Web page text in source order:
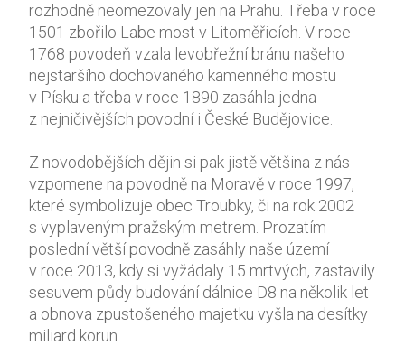
rozhodně neomezovaly jen na Prahu. Třeba v roce
1501 zbořilo Labe most v Litoměřicích. V roce
1768 povodeň vzala levobřežní bránu našeho
nejstaršího dochovaného kamenného mostu
v Písku a třeba v roce 1890 zasáhla jedna
z nejničivějších povodní i České Budějovice.
Z novodobějších dějin si pak jistě většina z nás
vzpomene na povodně na Moravě v roce 1997,
které symbolizuje obec Troubky, či na rok 2002
s vyplaveným pražským metrem. Prozatím
poslední větší povodně zasáhly naše území
v roce 2013, kdy si vyžádaly 15 mrtvých, zastavily
sesuvem půdy budování dálnice D8 na několik let
a obnova zpustošeného majetku vyšla na desítky
miliard korun.